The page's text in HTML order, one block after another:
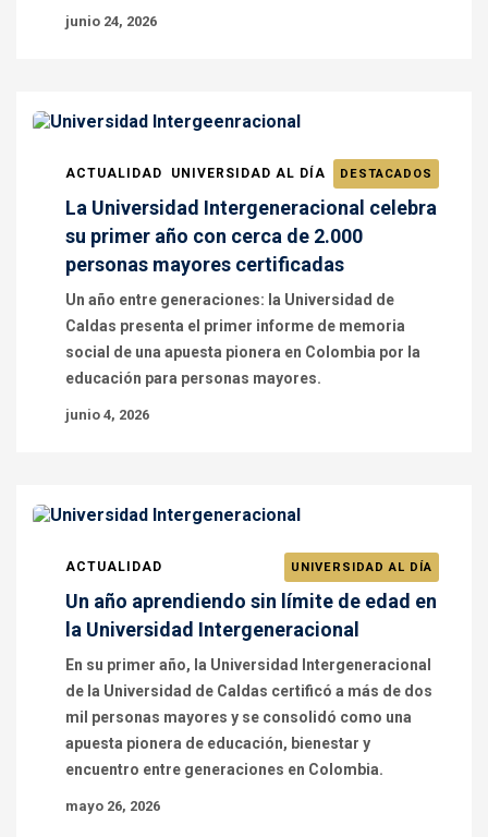
junio 24, 2026
ACTUALIDAD UNIVERSIDAD AL DÍA DESTACADOS
La Universidad Intergeneracional celebra
su primer año con cerca de 2.000
personas mayores certificadas
Un año entre generaciones: la Universidad de
Caldas presenta el primer informe de memoria
social de una apuesta pionera en Colombia por la
educación para personas mayores.
junio 4, 2026
ACTUALIDAD UNIVERSIDAD AL DÍA
Un año aprendiendo sin límite de edad en
la Universidad Intergeneracional
En su primer año, la Universidad Intergeneracional
de la Universidad de Caldas certificó a más de dos
mil personas mayores y se consolidó como una
apuesta pionera de educación, bienestar y
encuentro entre generaciones en Colombia.
mayo 26, 2026